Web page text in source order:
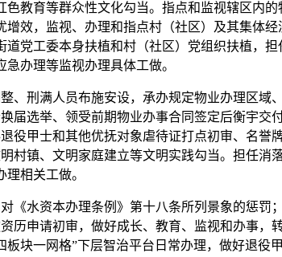
育等群众性文化勾当。指点和监视辖区内的
效，监视、办理和指点村（社区）及其集体
党工委本身扶植和村（社区）党组织扶植，
办理等监视办理具体工做。
刑满人员布施安设，承办规定物业办理区域
届选举、领受前期物业办事合同签定后衡宇交
役甲士和其他优抚对象虐待证打点初审、名誉
村镇、文明家庭建立等文明实践勾当。担任消
相关工做。
水资本办理条例》第十八条所列景象的惩罚；
历申请初审，做好成长、教育、监视和办事，
块一网格”下层智治平台日常办理，做好退役